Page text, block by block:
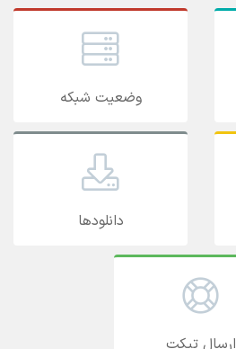
وضعیت شبکه
دانلودها
ارسال تیکت